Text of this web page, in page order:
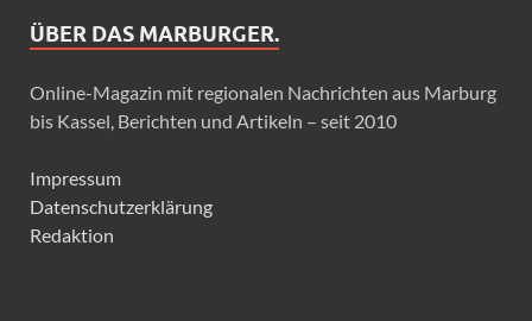
ÜBER DAS MARBURGER.
Online-Magazin mit regionalen Nachrichten aus Marburg
bis Kassel, Berichten und Artikeln – seit 2010
Impressum
Datenschutzerklärung
Redaktion